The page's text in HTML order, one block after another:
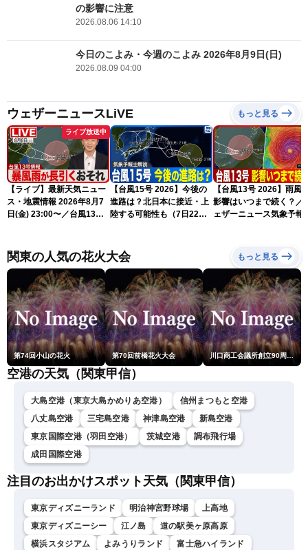
の影響に注意
2026.08.06 14:10
今日のこよみ・今週のこよみ 2026年8月9日(日)
2026.08.09 04:00
ウェザーニュースLiVE もっと見る
ライブ放送中
【ライブ】最新天気ニュー
ス・地震情報 2026年8月7
日(金) 23:00〜／台風13号
【台風15号 2026】今後の
進路は？北日本に接近・上
陸する可能性も（7日22時
【台風13号 2026】雨風
影響はいつまで続く？／
ェザーニュース気象予報
関東の人気の花火大会 もっと見る
第74回小山の花火 第70回前橋花火大会 川口商工会議所創立90周年・青年部40周年・女性会30周年記念 第6回川口花火大会
空港の天気（関東甲信）
大島空港（東京大島かめりあ空港）
信州まつもと空港
八丈島空港
三宅島空港 神津島空港
新島空港
東京国際空港（羽田空港）
茨城空港
調布飛行場
成田国際空港
注目のお出かけスポット天気（関東甲信）
東京ディズニーランド 明治神宮野球場
上高地
東京ディズニーシー
江ノ島
道の駅美ヶ原高原
横浜スタジアム
よみうりランド 富士急ハイランド